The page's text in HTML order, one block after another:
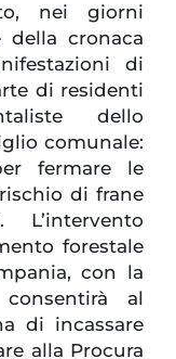
nei giorni
della cronaca
di
di residenti
dello
comunale:
fermare le
di frane
forestale
con la
al
di incassare
alla Procura